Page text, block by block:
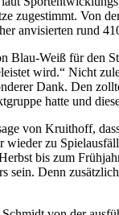
zugestimmt. Von
anvisierten rund
Blau-Weiß für den
wird.“ Nicht
Dank. Den
hatte und
von Kruithoff,
wieder zu
bis zum
sein. Denn